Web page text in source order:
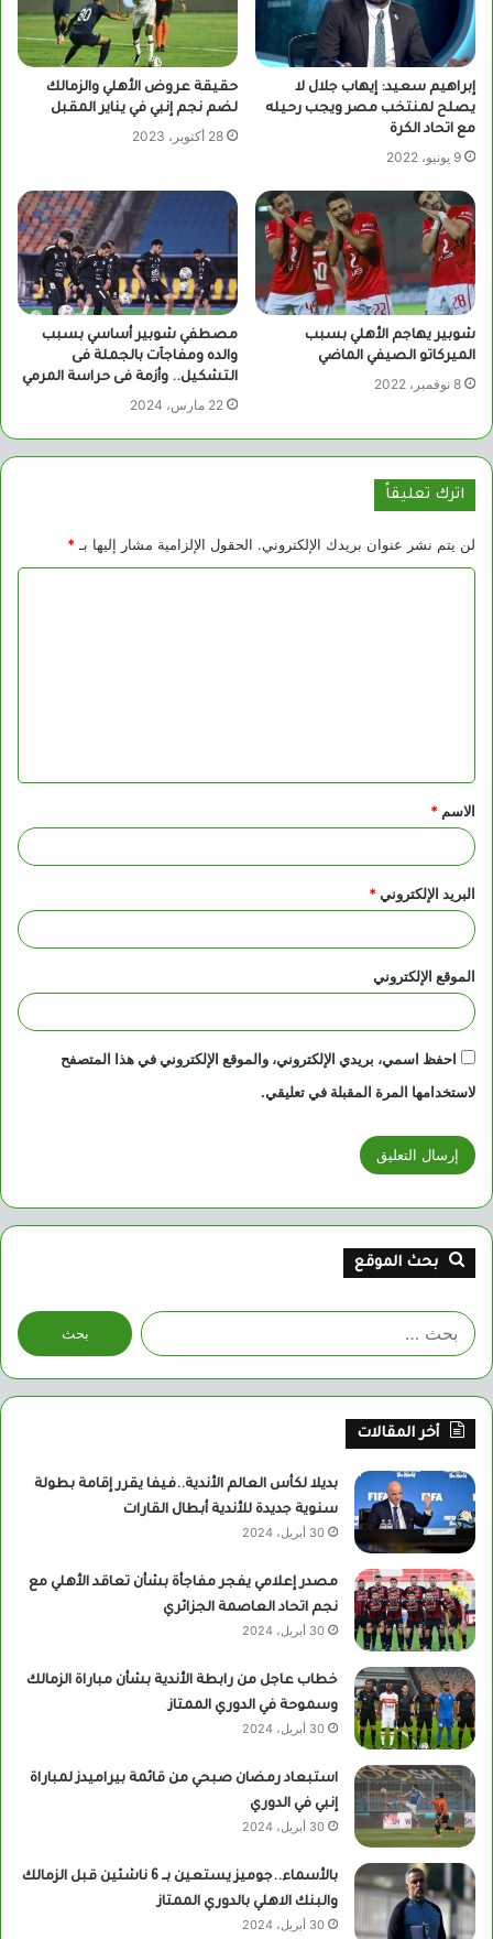
إبراهيم سعيد: إيهاب جلال لا
يصلح لمنتخب مصر ويجب رحيله
مع اتحاد الكرة
9 يونيو، 2022
حقيقة عروض الأهلي والزمالك
لضم نجم إنبي في يناير المقبل
28 أكتوبر، 2023
شوبير يهاجم الأهلي بسبب
الميركاتو الصيفي الماضي
8 نوفمبر، 2022
مصطفي شوبير أساسي بسبب
والده ومفاجآت بالجملة فى
التشكيل.. وأزمة فى حراسة المرمي
22 مارس، 2024
اترك تعليقاً
لن يتم نشر عنوان بريدك الإلكتروني. الحقول الإلزامية مشار إليها بـ *
ق
*
الاسم *
البريد الإلكتروني*
الموقع الإلكتروني
احفظ اسمي، بريدي الإلكتروني، والموقع الإلكتروني في هذا المتصفح
لاستخدامها المرة المقبلة في تعليقي.
بحث الموقع
البحث
عن:
أخر المقالات
بديلا لكأس العالم الأندية..فيفا يقرر إقامة بطولة
سنوية جديدة للأندية أبطال القارات
30 أبريل، 2024
مصدر إعلامي يفجر مفاجأة بشأن تعاقد الأهلي مع
نجم اتحاد العاصمة الجزائري
30 أبريل، 2024
خطاب عاجل من رابطة الأندية بشأن مباراة الزمالك
وسموحة في الدوري الممتاز
30 أبريل، 2024
استبعاد رمضان صبحي من قائمة بيراميدز لمباراة
إنبي في الدوري
30 أبريل، 2024
بالأسماء..جوميز يستعين بــ 6 ناشئين قبل الزمالك
والبنك الاهلي بالدوري الممتاز
30 أبريل، 2024